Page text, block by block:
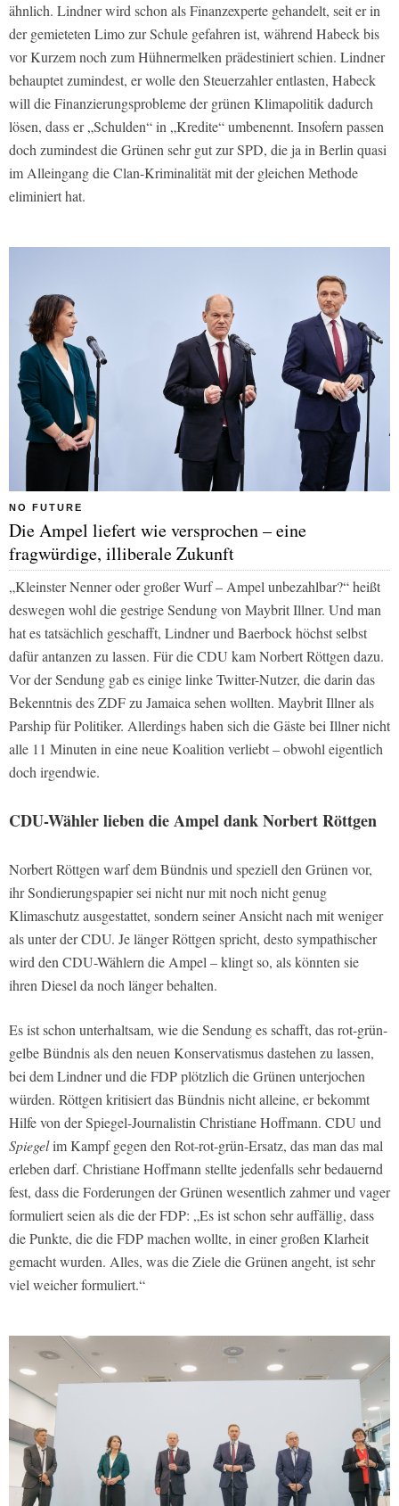
ähnlich. Lindner wird schon als Finanzexperte gehandelt, seit er in
der gemieteten Limo zur Schule gefahren ist, während Habeck bis
vor Kurzem noch zum Hühnermelken prädestiniert schien. Lindner
behauptet zumindest, er wolle den Steuerzahler entlasten, Habeck
will die Finanzierungsprobleme der grünen Klimapolitik dadurch
lösen, dass er „Schulden“ in „Kredite“ umbenennt. Insofern passen
doch zumindest die Grünen sehr gut zur SPD, die ja in Berlin quasi
im Alleingang die Clan-Kriminalität mit der gleichen Methode
eliminiert hat.
NO FUTURE
Die Ampel liefert wie versprochen – eine
fragwürdige, illiberale Zukunft
„Kleinster Nenner oder großer Wurf – Ampel unbezahlbar?“ heißt
deswegen wohl die gestrige Sendung von Maybrit Illner. Und man
hat es tatsächlich geschafft, Lindner und Baerbock höchst selbst
dafür antanzen zu lassen. Für die CDU kam Norbert Röttgen dazu.
Vor der Sendung gab es einige linke Twitter-Nutzer, die darin das
Bekenntnis des ZDF zu Jamaica sehen wollten. Maybrit Illner als
Parship für Politiker. Allerdings haben sich die Gäste bei Illner nicht
alle 11 Minuten in eine neue Koalition verliebt – obwohl eigentlich
doch irgendwie.
CDU-Wähler lieben die Ampel dank Norbert Röttgen
Norbert Röttgen warf dem Bündnis und speziell den Grünen vor,
ihr Sondierungspapier sei nicht nur mit noch nicht genug
Klimaschutz ausgestattet, sondern seiner Ansicht nach mit weniger
als unter der CDU. Je länger Röttgen spricht, desto sympathischer
wird den CDU-Wählern die Ampel – klingt so, als könnten sie
ihren Diesel da noch länger behalten.
Es ist schon unterhaltsam, wie die Sendung es schafft, das rot-grün-
gelbe Bündnis als den neuen Konservatismus dastehen zu lassen,
bei dem Lindner und die FDP plötzlich die Grünen unterjochen
würden. Röttgen kritisiert das Bündnis nicht alleine, er bekommt
Hilfe von der Spiegel-Journalistin Christiane Hoffmann. CDU und
Spiegelim Kampf gegen den Rot-rot-grün-Ersatz, das man das mal
erleben darf. Christiane Hoffmann stellte jedenfalls sehr bedauernd
fest, dass die Forderungen der Grünen wesentlich zahmer und vager
formuliert seien als die der FDP: „Es ist schon sehr auffällig, dass
die Punkte, die die FDP machen wollte, in einer großen Klarheit
gemacht wurden. Alles, was die Ziele die Grünen angeht, ist sehr
viel weicher formuliert.“